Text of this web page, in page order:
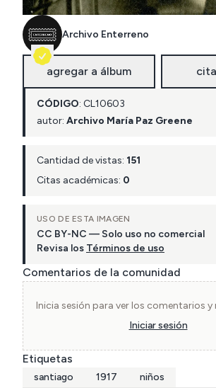
Archivo Enterreno
agregar a álbum
CÓDIGO: CL10603
autor: Archivo María Paz Greene
Cantidad de vistas: 151
Citas académicas: 0
USO DE ESTA IMAGEN
CC BY-NC — Solo uso no comercial
Revisa los Términos de uso
Comentarios de la comunidad
Inicia sesión para ver los comentarios
Iniciar sesión
Etiquetas
santiago 1917 niños